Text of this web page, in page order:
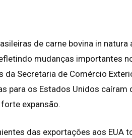
de carne bovina in
mudanças importantes
da Secretaria de Comércio
para os Estados Unidos
expansão.
das exportações aos EUA